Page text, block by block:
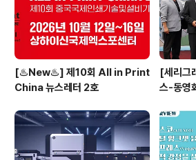
[♨️New♨️] 제10회 All in Print
China 뉴스레터 2호
[세리그
스-동영